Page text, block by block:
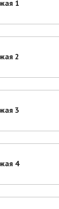
1
2
3
4